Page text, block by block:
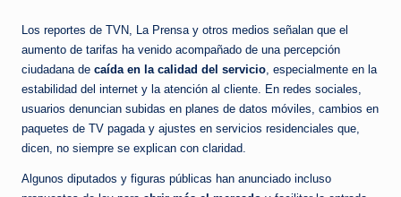
Los reportes de TVN, La Prensa y otros medios señalan que el
aumento de tarifas ha venido acompañado de una percepción
ciudadana de caída en la calidad del servicio , especialmente en la
estabilidad del internet y la atención al cliente. En redes sociales,
usuarios denuncian subidas en planes de datos móviles, cambios en
paquetes de TV pagada y ajustes en servicios residenciales que,
dicen, no siempre se explican con claridad.
Algunos diputados y figuras públicas han anunciado incluso